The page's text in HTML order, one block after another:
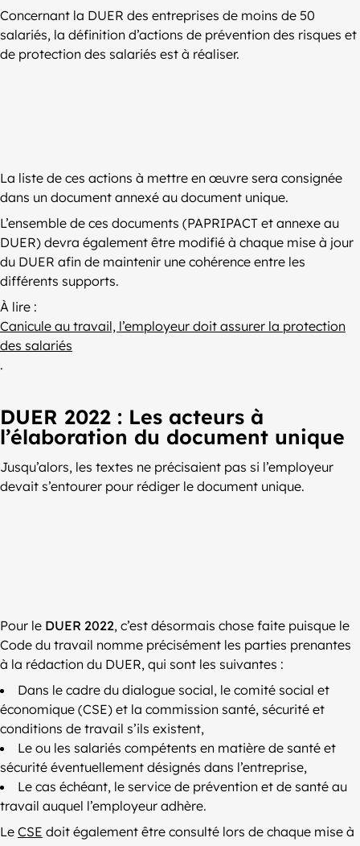
Concernant la DUER des entreprises de moins de 50
salariés, la définition d’actions de prévention des risques et
de protection des salariés est à réaliser.
La liste de ces actions à mettre en œuvre sera consignée
dans un document annexé au document unique.
L’ensemble de ces documents (PAPRIPACT et annexe au
DUER) devra également être modifié à chaque mise à jour
du DUER afin de maintenir une cohérence entre les
différents supports.
À lire :
Canicule au travail, l’employeur doit assurer la protection
des salariés
.
DUER 2022 : Les acteurs à
l’élaboration du document unique
Jusqu’alors, les textes ne précisaient pas si l’employeur
devait s’entourer pour rédiger le document unique.
Pour le DUER 2022, c’est désormais chose faite puisque le
Code du travail nomme précisément les parties prenantes
à la rédaction du DUER, qui sont les suivantes :
Dans le cadre du dialogue social, le comité social et
économique (CSE) et la commission santé, sécurité et
conditions de travail s’ils existent,
Le ou les salariés compétents en matière de santé et
sécurité éventuellement désignés dans l’entreprise,
Le cas échéant, le service de prévention et de santé au
travail auquel l’employeur adhère.
Le CSE doit également être consulté lors de chaque mise à